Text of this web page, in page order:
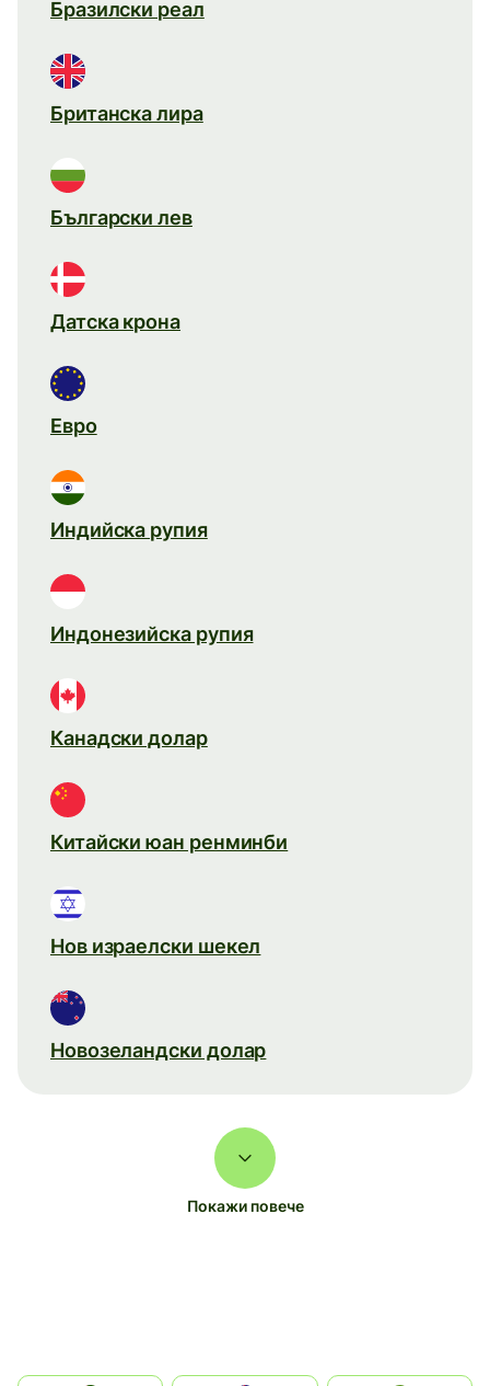
Бразилски реал
Британска лира
Български лев
Датска крона
Евро
Индийска рупия
Индонезийска рупия
Канадски долар
Китайски юан ренминби
Нов израелски шекел
Новозеландски долар
Покажи повече